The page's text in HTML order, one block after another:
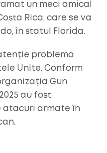
un meci amical
Rica, care se va
în statul Florida.
problema
Unite. Conform
Gun
au fost
atacuri armate în